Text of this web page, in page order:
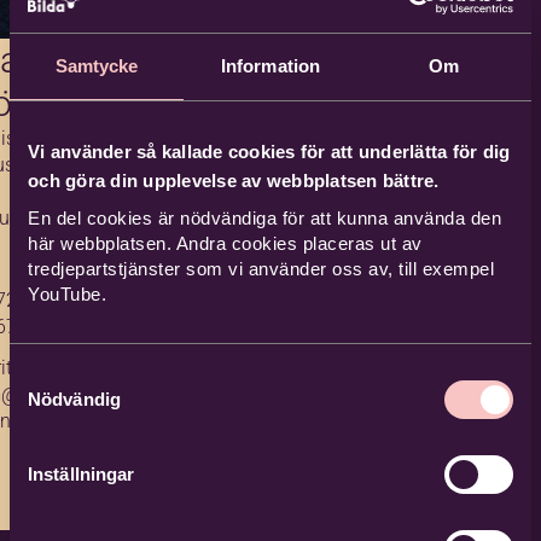
Samtycke Information Om
Vi använder så kallade cookies för att underlätta för dig
och göra din upplevelse av webbplatsen bättre.
En del cookies är nödvändiga för att kunna använda den
här webbplatsen. Andra cookies placeras ut av
tredjepartstjänster som vi använder oss av, till exempel
YouTube.
Samtyckesval
Nödvändig
Inställningar
503